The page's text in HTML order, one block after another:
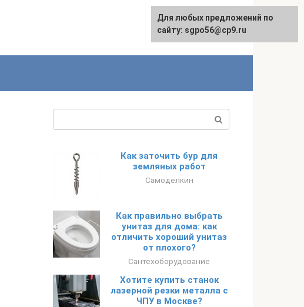
English
Как заточить бур для
земляных работ
Самоделкин
Как правильно выбрать
унитаз для дома: как
отличить хороший унитаз
от плохого?
Сантехоборудование
Хотите купить станок
лазерной резки металла с
ЧПУ в Москве?
Для любых предложений по
сайту: sgpo56@cp9.ru